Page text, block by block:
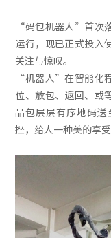
“码包机器人”首次
运行，现已正式投入
关注与惊叹。
“机器人”在智能化
位、放包、返回、
品包层层有序地码
挫，给人一种美的享受